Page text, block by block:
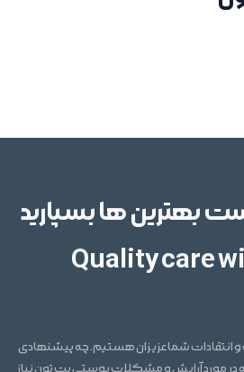
بهترین ها بسپارید
Quality care
انتقادات شما عزیزان هستیم. چه پیشنهادی
در مورد آرایش و مشکلات پوستی پت تون نیاز